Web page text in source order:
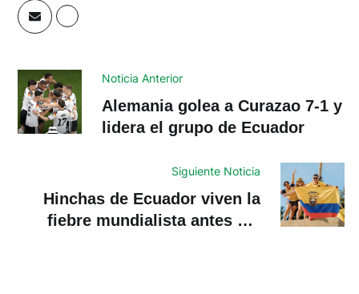
Noticia Anterior
Alemania golea a Curazao 7-1 y
lidera el grupo de Ecuador
Siguiente Noticia
Hinchas de Ecuador viven la
fiebre mundialista antes del